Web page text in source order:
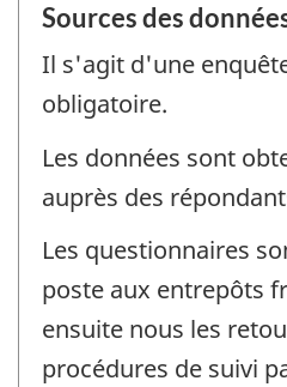
Sources des
Il s'agit d'une
obligatoire.
Les données sont
auprès des
Les questionnaires
poste aux entrepôts
ensuite nous les
procédures de suivi